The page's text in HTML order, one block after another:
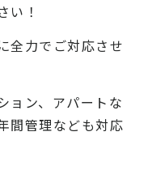
い！
全力でご対応させ
ョン、アパートな
間管理なども対応